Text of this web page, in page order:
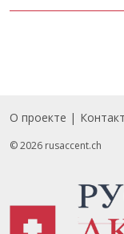
Footer
О проекте
© 2026 rusaccent.ch